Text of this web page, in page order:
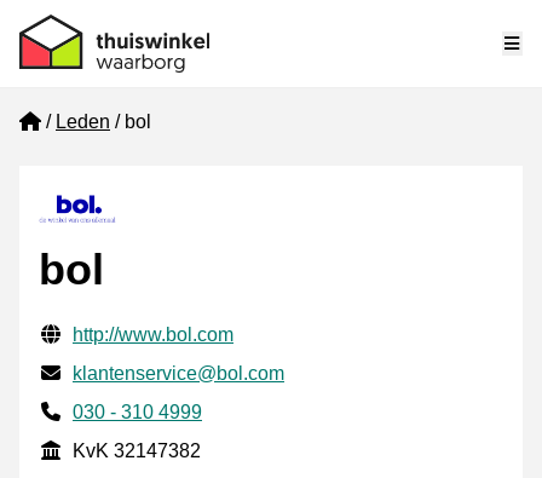
Home
Leden bol
bol
Gecontroleerde contactgegevens
Website URL
http://www.bol.com
E-mail
klantenservice@bol.com
Telefoonnummer
030 - 310 4999
KvK
KvK 32147382